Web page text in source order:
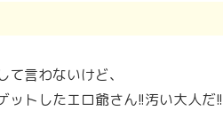
言わないけど、
ットしたエロ爺さん!!汚い大人